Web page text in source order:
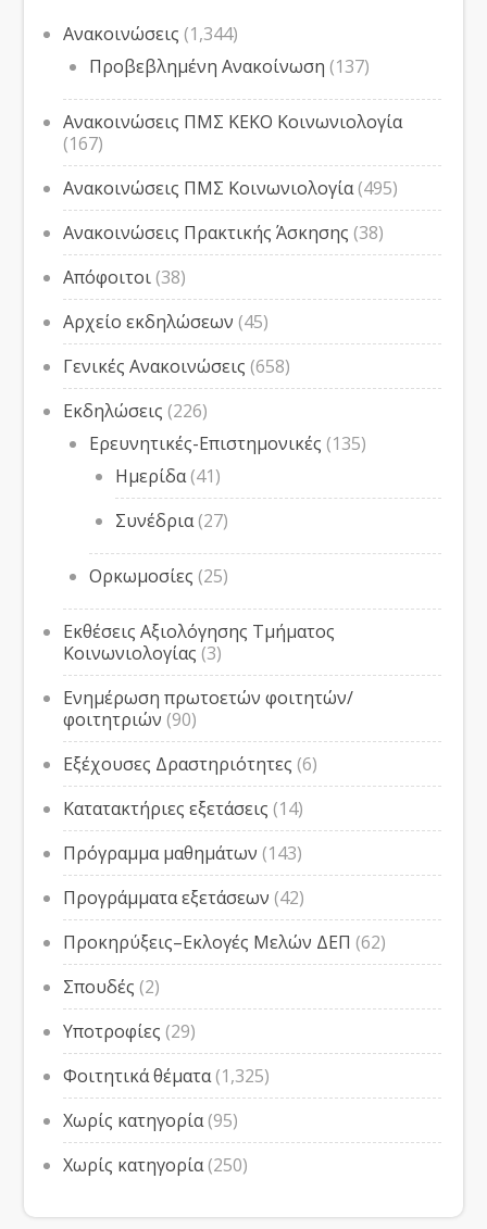
Ανακοινώσεις (1,344)
Προβεβλημένη Ανακοίνωση (137)
Ανακοινώσεις ΠΜΣ ΚΕΚΟ Κοινωνιολογία
(167)
Ανακοινώσεις ΠΜΣ Κοινωνιολογία(495)
Ανακοινώσεις Πρακτικής Άσκησης (38)
Απόφοιτοι(38)
Αρχείο εκδηλώσεων (45)
Γενικές Ανακοινώσεις (658)
Εκδηλώσεις (226)
Ερευνητικές-Επιστημονικές (135)
Ημερίδα(41)
Συνέδρια(27)
Ορκωμοσίες (25)
Εκθέσεις Αξιολόγησης Τμήματος
Κοινωνιολογίας (3)
Ενημέρωση πρωτοετών φοιτητών/
φοιτητριών (90)
Εξέχουσες Δραστηριότητες (6)
Κατατακτήριες εξετάσεις (14)
Πρόγραμμα μαθημάτων (143)
Προγράμματα εξετάσεων (42)
Προκηρύξεις–Εκλογές Μελών ΔΕΠ (62)
Σπουδές (2)
Υποτροφίες (29)
Φοιτητικά θέματα(1,325)
Χωρίς κατηγορία(95)
Χωρίς κατηγορία(250)